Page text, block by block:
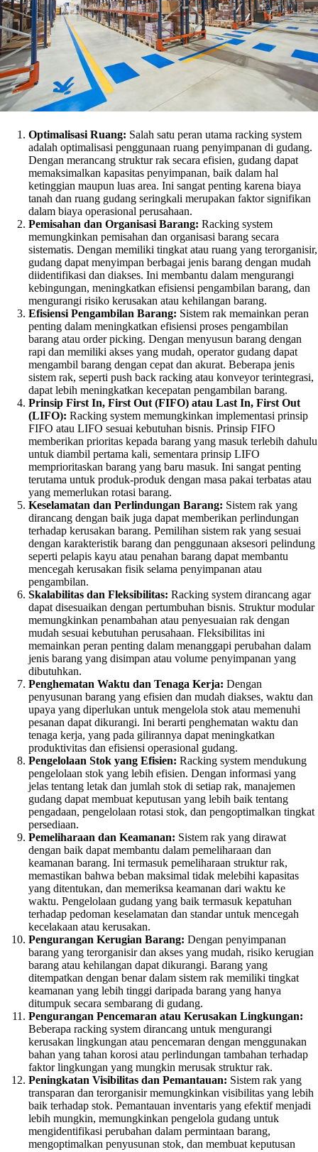
Optimalisasi Ruang: Salah satu peran utama racking system
adalah optimalisasi penggunaan ruang penyimpanan di gudang.
Dengan merancang struktur rak secara efisien, gudang dapat
memaksimalkan kapasitas penyimpanan, baik dalam hal
ketinggian maupun luas area. Ini sangat penting karena biaya
tanah dan ruang gudang seringkali merupakan faktor signifikan
dalam biaya operasional perusahaan.
Pemisahan dan Organisasi Barang: Racking system
memungkinkan pemisahan dan organisasi barang secara
sistematis. Dengan memiliki tingkat atau ruang yang terorganisir,
gudang dapat menyimpan berbagai jenis barang dengan mudah
diidentifikasi dan diakses. Ini membantu dalam mengurangi
kebingungan, meningkatkan efisiensi pengambilan barang, dan
mengurangi risiko kerusakan atau kehilangan barang.
Efisiensi Pengambilan Barang: Sistem rak memainkan peran
penting dalam meningkatkan efisiensi proses pengambilan
barang atau order picking. Dengan menyusun barang dengan
rapi dan memiliki akses yang mudah, operator gudang dapat
mengambil barang dengan cepat dan akurat. Beberapa jenis
sistem rak, seperti push back racking atau konveyor terintegrasi,
dapat lebih meningkatkan kecepatan pengambilan barang.
Prinsip First In, First Out (FIFO) atau Last In, First Out
(LIFO): Racking system memungkinkan implementasi prinsip
FIFO atau LIFO sesuai kebutuhan bisnis. Prinsip FIFO
memberikan prioritas kepada barang yang masuk terlebih dahulu
untuk diambil pertama kali, sementara prinsip LIFO
memprioritaskan barang yang baru masuk. Ini sangat penting
terutama untuk produk-produk dengan masa pakai terbatas atau
yang memerlukan rotasi barang.
Keselamatan dan Perlindungan Barang: Sistem rak yang
dirancang dengan baik juga dapat memberikan perlindungan
terhadap kerusakan barang. Pemilihan sistem rak yang sesuai
dengan karakteristik barang dan penggunaan aksesori pelindung
seperti pelapis kayu atau penahan barang dapat membantu
mencegah kerusakan fisik selama penyimpanan atau
pengambilan.
Skalabilitas dan Fleksibilitas: Racking system dirancang agar
dapat disesuaikan dengan pertumbuhan bisnis. Struktur modular
memungkinkan penambahan atau penyesuaian rak dengan
mudah sesuai kebutuhan perusahaan. Fleksibilitas ini
memainkan peran penting dalam menanggapi perubahan dalam
jenis barang yang disimpan atau volume penyimpanan yang
dibutuhkan.
Penghematan Waktu dan Tenaga Kerja: Dengan
penyusunan barang yang efisien dan mudah diakses, waktu dan
upaya yang diperlukan untuk mengelola stok atau memenuhi
pesanan dapat dikurangi. Ini berarti penghematan waktu dan
tenaga kerja, yang pada gilirannya dapat meningkatkan
produktivitas dan efisiensi operasional gudang.
Pengelolaan Stok yang Efisien: Racking system mendukung
pengelolaan stok yang lebih efisien. Dengan informasi yang
jelas tentang letak dan jumlah stok di setiap rak, manajemen
gudang dapat membuat keputusan yang lebih baik tentang
pengadaan, pengelolaan rotasi stok, dan pengoptimalkan tingkat
persediaan.
Pemeliharaan dan Keamanan: Sistem rak yang dirawat
dengan baik dapat membantu dalam pemeliharaan dan
keamanan barang. Ini termasuk pemeliharaan struktur rak,
memastikan bahwa beban maksimal tidak melebihi kapasitas
yang ditentukan, dan memeriksa keamanan dari waktu ke
waktu. Pengelolaan gudang yang baik termasuk kepatuhan
terhadap pedoman keselamatan dan standar untuk mencegah
kecelakaan atau kerusakan.
Pengurangan Kerugian Barang: Dengan penyimpanan
barang yang terorganisir dan akses yang mudah, risiko kerugian
barang atau kehilangan dapat dikurangi. Barang yang
ditempatkan dengan benar dalam sistem rak memiliki tingkat
keamanan yang lebih tinggi daripada barang yang hanya
ditumpuk secara sembarang di gudang.
Pengurangan Pencemaran atau Kerusakan Lingkungan:
Beberapa racking system dirancang untuk mengurangi
kerusakan lingkungan atau pencemaran dengan menggunakan
bahan yang tahan korosi atau perlindungan tambahan terhadap
faktor lingkungan yang mungkin merusak struktur rak.
Peningkatan Visibilitas dan Pemantauan: Sistem rak yang
transparan dan terorganisir memungkinkan visibilitas yang lebih
baik terhadap stok. Pemantauan inventaris yang efektif menjadi
lebih mungkin, memungkinkan pengelola gudang untuk
mengidentifikasi perubahan dalam permintaan barang,
mengoptimalkan penyusunan stok, dan membuat keputusan